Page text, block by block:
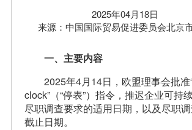
2025年04月18日
来源：中国国际贸易促进委员会北京
一、主要内容
2025年4月14日，欧盟理事会批准
clock”（“停表”）指令，推迟企业可持
尽职调查要求的适用日期，以及尽职
截止日期。